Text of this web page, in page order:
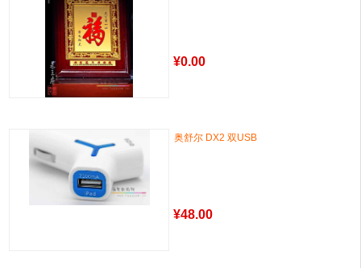
¥0.00
奥舒尔 DX2 双USB
¥48.00